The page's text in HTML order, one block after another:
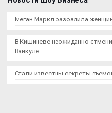
Меган Маркл разозлила
В Кишиневе неожиданно
Вайкуле
Стали известны секреты